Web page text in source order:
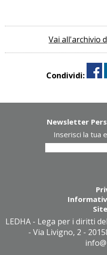
Vai all'archivio
Condividi:
Newsletter
Inserisci la tua
LEDHA - Lega per i diritti
- Via Livigno, 2 -